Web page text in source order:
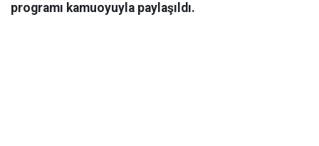
programı kamuoyuyla paylaşıldı.